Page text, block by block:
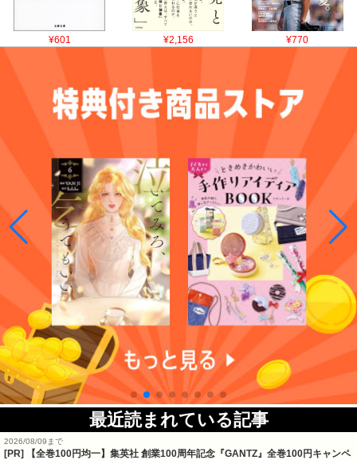
¥601 ¥2,156 ¥770
最近読まれている記事
2026/08/09まで
[PR]
【全巻100円均一】集英社 創業100周年記念『GANTZ』全巻100円キャンペ